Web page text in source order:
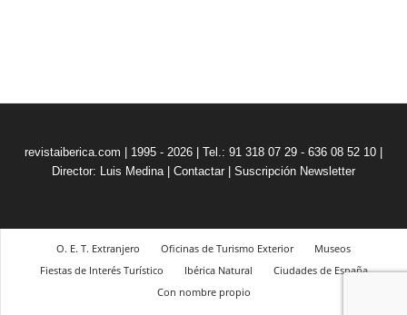
revistaiberica.com | 1995 - 2026 | Tel.: 91 318 07 29 - 636 08 52 10 |
Director: Luis Medina | Contactar | Suscripción Newsletter
O. E. T. Extranjero Oficinas de Turismo Exterior
Museos
Fiestas de Interés Turístico
Ibérica Natural
Ciudades de España
Con nombre propio